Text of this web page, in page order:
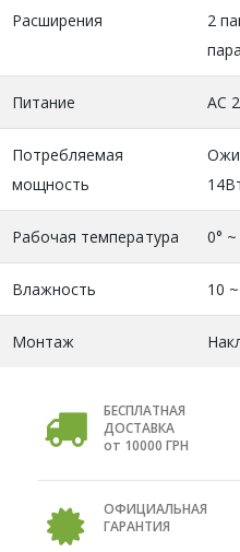
Расширения
2
Питание AC
Потребляемая
мощность
Рабочая температура 0°
Влажность 10
Монтаж
БЕСПЛАТНАЯ
ДОСТАВКА
от 10000 ГРН
ОФИЦИАЛЬНАЯ
ГАРАНТИЯ